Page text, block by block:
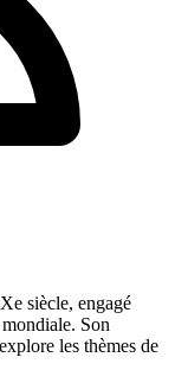
siècle, engagé
Son
les thèmes de